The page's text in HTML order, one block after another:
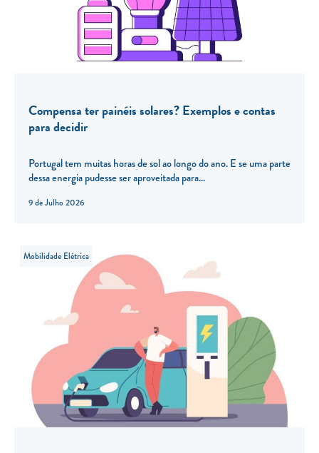
9 de Julho 2026
Compensa ter painéis solares? Exemplos e contas
para decidir
Portugal tem muitas horas de sol ao longo do ano. E se uma parte
dessa energia pudesse ser aproveitada para...
Mobilidade Elétrica